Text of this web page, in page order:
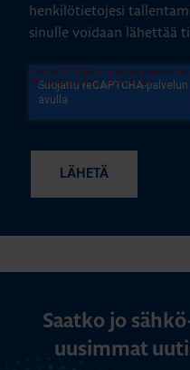
henkilötietojesi
sinulle voidaan lähettää
Saatko jo
uusimmat